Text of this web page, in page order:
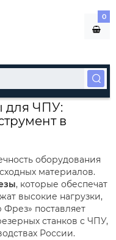
0
для ЧПУ:
в
оборудования
материалов.
, которые обеспечат
высокие нагрузки,
поставляет
станков с ЧПУ,
России.